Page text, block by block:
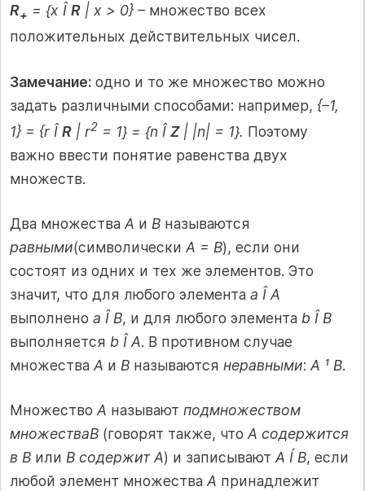
R+ = {x ÎR | x > 0} – множество всех
положительных действительных чисел.
Замечание: одно и то же множество можно
задать различными способами: например, {–1,
1} = {r ÎR | r2 = 1} = {n ÎZ| |n| = 1}. Поэтому
важно ввести понятие равенства двух
множеств.
Два множества А и В называются
равными(символически А = В), если они
состоят из одних и тех же элементов. Это
значит, что для любого элемента а Î А
выполнено а Î В, и для любого элемента b Î B
выполняется b Î A. В противном случае
множества А и В называются неравными: А ¹ В.
Множество А называют подмножеством
множестваВ (говорят также, что А содержится
в В или В содержит А) и записывают А Í В, если
любой элемент множества А принадлежит